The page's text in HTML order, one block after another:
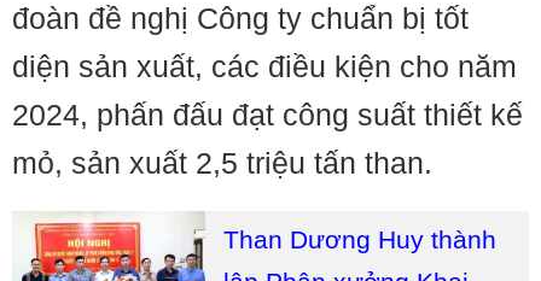
đoàn đề nghị Công ty chuẩn bị tốt
diện sản xuất, các điều kiện cho năm
2024, phấn đấu đạt công suất thiết kế
mỏ, sản xuất 2,5 triệu tấn than.
Than Dương Huy thành